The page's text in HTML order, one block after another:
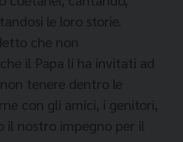
le loro storie.
che non
il Papa li ha invitati ad
tenere dentro le
con gli amici, i genitori,
il nostro impegno per il